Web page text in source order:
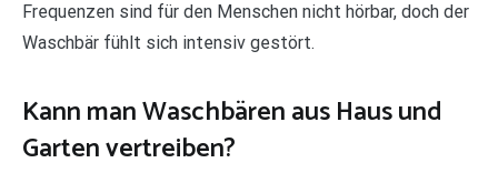
Frequenzen sind für den Menschen nicht hörbar, doch der
Waschbär fühlt sich intensiv gestört.
Kann man Waschbären aus Haus und
Garten vertreiben?